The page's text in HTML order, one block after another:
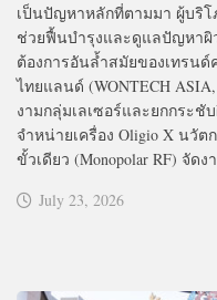
เป็นปัญหาหลักที่ตามมา ผู้บริโ
ช่วยฟื้นบำรุงและดูแลปัญหาผิ
ต้องการอันล้ำสมัยของเทรนด์
ไทยแลนด์ (WONTECH
งามกลุ่มเลเซอร์และยกกระชั
จำหน่ายเครื่อง Oligio X นวั
ขั้วเดียว (Monopolar RF) จัดง
July 23, 2026